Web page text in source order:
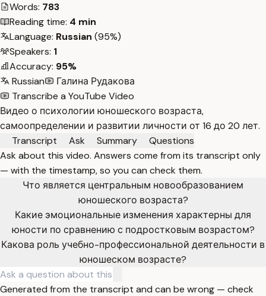
Words: 783
Reading time: 4 min
Language: Russian (95%)
Speakers: 1
Accuracy: 95%
Russian
Галина Рудакова
Transcribe a YouTube Video
Видео о психологии юношеского возраста,
самоопределении и развитии личности от 16 до 20 лет.
Transcript
Ask Summary
Questions
Ask about this video. Answers come from its transcript only
— with the timestamp, so you can check them.
Что является центральным новообразованием
юношеского возраста?
Какие эмоциональные изменения характерны для
юности по сравнению с подростковым возрастом?
Какова роль учебно-профессиональной деятельности в
юношеском возрасте?
Generated from the transcript and can be wrong — check